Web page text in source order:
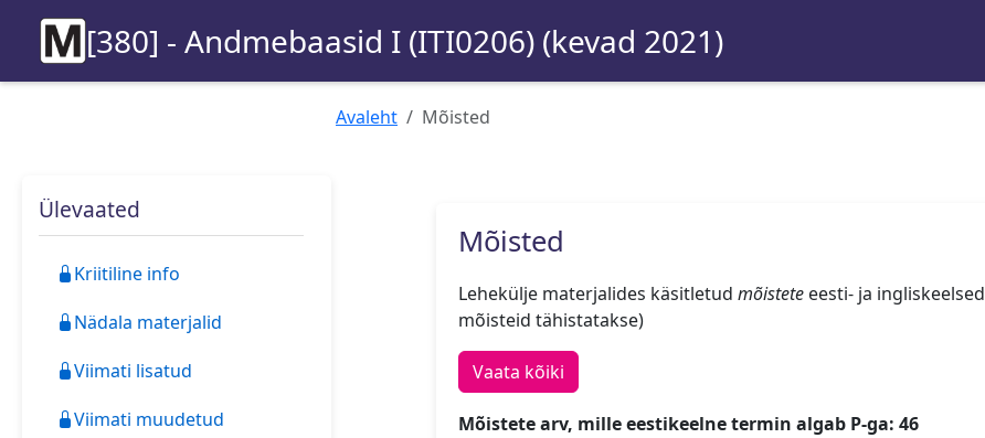
[380] - Andmebaasid I (ITI0206) (kevad 2021)
Avaleht Mõisted
Ülevaated
Kriitiline info
Nädala materjalid
Viimati lisatud
Viimati muudetud
Mõisted
Lehekülje materjalides käsitletud mõisteteeesti- ja ingliskeelsed
mõisteid tähistatakse)
Vaata kõiki
Mõistete arv, mille eestikeelne termin algab P-ga: 46